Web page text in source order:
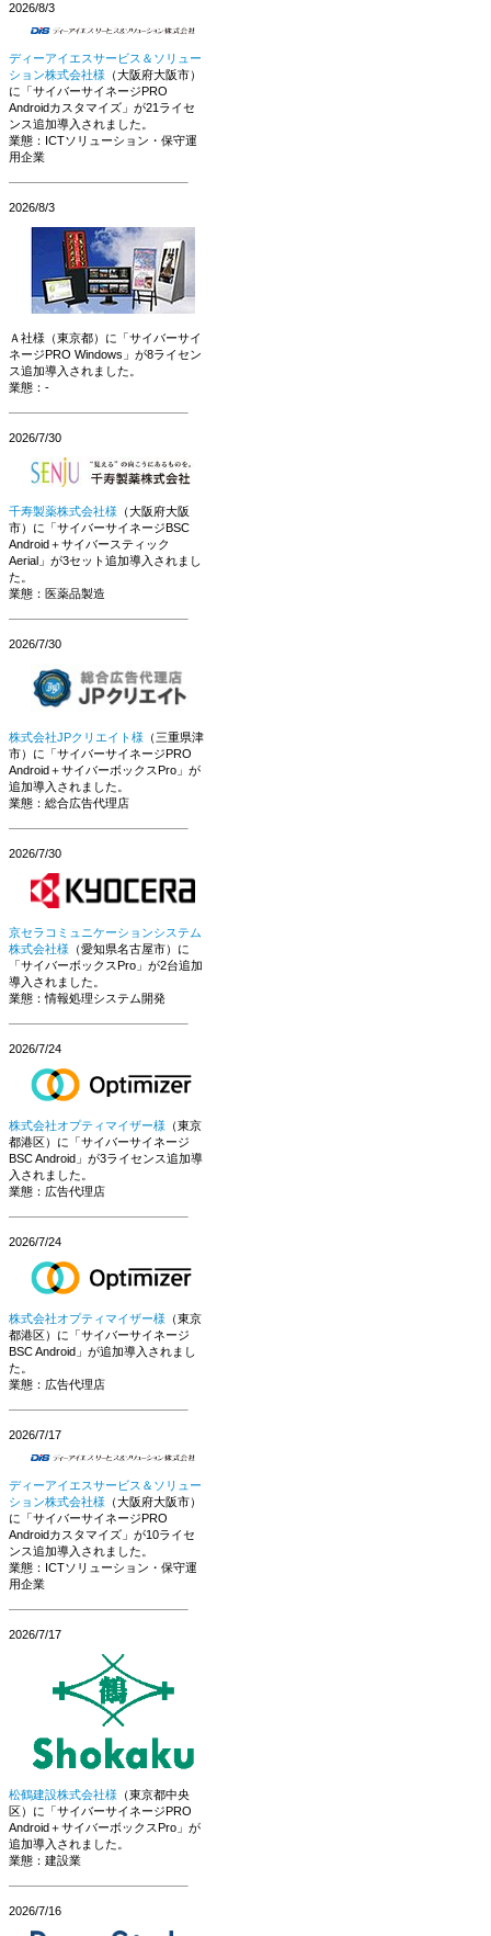
2026/8/3
ディーアイエスサービス＆ソリュー
ション株式会社様 （大阪府大阪市）
に「サイバーサイネージPRO
Androidカスタマイズ」が21ライセ
ンス追加導入されました。
業態：ICTソリューション・保守運
用企業
2026/8/3
Ａ社様（東京都）に「サイバーサイ
ネージPRO Windows」が8ライセン
ス追加導入されました。
業態：-
2026/7/30
千寿製薬株式会社様 （大阪府大阪
市）に「サイバーサイネージBSC
Android＋サイバースティック
Aerial」が3セット追加導入されまし
た。
業態：医薬品製造
2026/7/30
株式会社JPクリエイト様 （三重県津
市）に「サイバーサイネージPRO
Android＋サイバーボックスPro」が
追加導入されました。
業態：総合広告代理店
2026/7/30
京セラコミュニケーションシステム
株式会社様 （愛知県名古屋市）に
「サイバーボックスPro」が2台追加
導入されました。
業態：情報処理システム開発
2026/7/24
株式会社オプティマイザー様 （東京
都港区）に「サイバーサイネージ
BSC Android」が3ライセンス追加導
入されました。
業態：広告代理店
2026/7/24
株式会社オプティマイザー様 （東京
都港区）に「サイバーサイネージ
BSC Android」が追加導入されまし
た。
業態：広告代理店
2026/7/17
ディーアイエスサービス＆ソリュー
ション株式会社様 （大阪府大阪市）
に「サイバーサイネージPRO
Androidカスタマイズ」が10ライセ
ンス追加導入されました。
業態：ICTソリューション・保守運
用企業
2026/7/17
松鶴建設株式会社様 （東京都中央
区）に「サイバーサイネージPRO
Android＋サイバーボックスPro」が
追加導入されました。
業態：建設業
2026/7/16